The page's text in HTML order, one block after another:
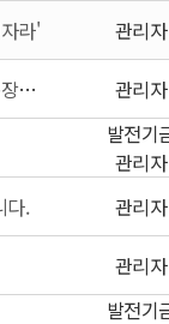
라' 관리자
한동대를 크리스천 플랫폼으로, 박성진 총장님을 소개합니다 관리자
발전기
관리자
다. 관리자
관리자
발전기